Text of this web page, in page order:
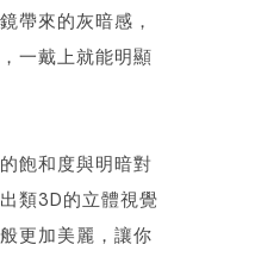
帶來的灰暗感，
一戴上就能明顯
飽和度與明暗對
類3D的立體視覺
更加美麗，讓你